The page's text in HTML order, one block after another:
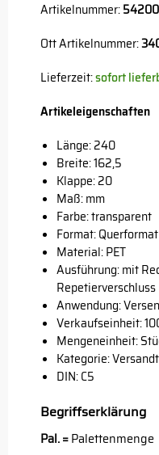
Artikelnummer:
Ott Artikelnummer:
Lieferzeit:sofort
Artikeleigenschaften
Länge: 240
Breite: 162,5
Klappe: 20
Maß: mm
Farbe: transparent
Format: Querformat
Material: PET
Ausführung: mit
Repetierverschluss
Anwendung:
Verkaufseinheit:
Mengeneinheit:
Kategorie:
DIN: C5
Begriffserklärung
Pal. =Palettenmenge